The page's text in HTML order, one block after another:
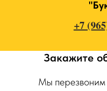
+7
Закажите
Мы перезвоним